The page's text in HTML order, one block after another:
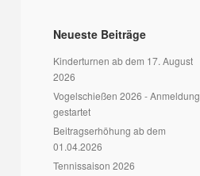
Neueste Beiträge
Kinderturnen ab dem 17. August
2026
Vogelschießen 2026 - Anmeldung
gestartet
Beitragserhöhung ab dem
01.04.2026
Tennissaison 2026